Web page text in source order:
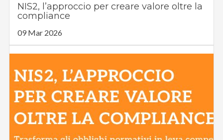
NIS2, l’approccio per creare valore oltre la
compliance
09 Mar 2026